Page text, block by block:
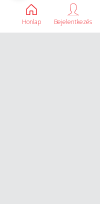
Honlap Bejelentkezés